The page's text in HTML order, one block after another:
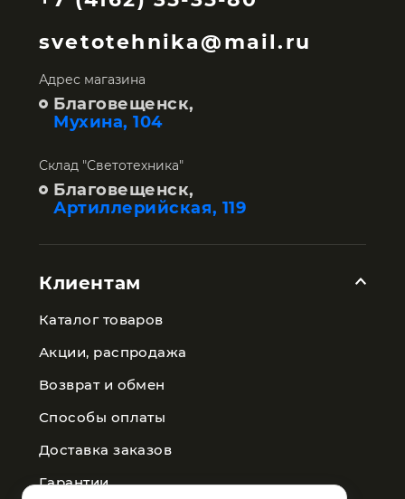
svetotehnika@mail.ru
Адрес магазина
Благовещенск,
Мухина, 104
Склад "Светотехника"
Благовещенск,
Артиллерийская, 119
Клиентам
Каталог товаров
Акции, распродажа
Возврат и обмен
Способы оплаты
Доставка заказов
Гарантии